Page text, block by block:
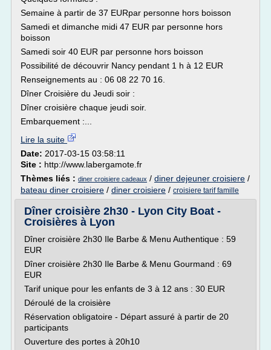
Semaine à partir de 37 EURpar personne hors boisson
Samedi et dimanche midi 47 EUR par personne hors
boisson
Samedi soir 40 EUR par personne hors boisson
Possibilité de découvrir Nancy pendant 1 h à 12 EUR
Renseignements au : 06 08 22 70 16.
Dîner Croisière du Jeudi soir :
Dîner croisière chaque jeudi soir.
Embarquement :...
Lire la suite
Date: 2017-03-15 03:58:11
Site : http://www.labergamote.fr
Thèmes liés : diner croisiere cadeaux / diner dejeuner croisiere /
bateau diner croisiere / diner croisiere / croisiere tarif famille
Dîner croisière 2h30 - Lyon City Boat -
Croisières à Lyon
Dîner croisière 2h30 Ile Barbe & Menu Authentique : 59
EUR
Dîner croisière 2h30 Ile Barbe & Menu Gourmand : 69
EUR
Tarif unique pour les enfants de 3 à 12 ans : 30 EUR
Déroulé de la croisière
Réservation obligatoire - Départ assuré à partir de 20
participants
Ouverture des portes à 20h10